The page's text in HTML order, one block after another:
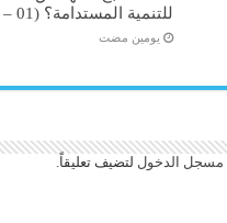
للتنمية المستدامة؟ (01 – 07)
‏يومين مضت
مسجل الدخول لتضيف تعليقاً.